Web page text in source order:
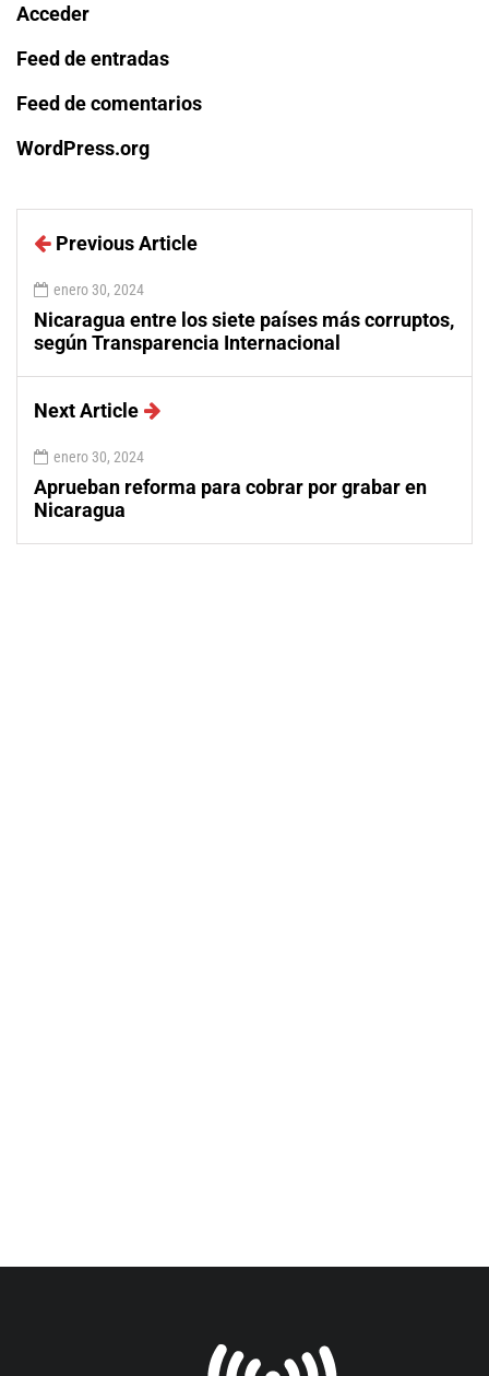
Acceder
Feed de entradas
Feed de comentarios
WordPress.org
Previous Article
enero 30, 2024
Nicaragua entre los siete países más corruptos,
según Transparencia Internacional
Next Article
enero 30, 2024
Aprueban reforma para cobrar por grabar en
Nicaragua